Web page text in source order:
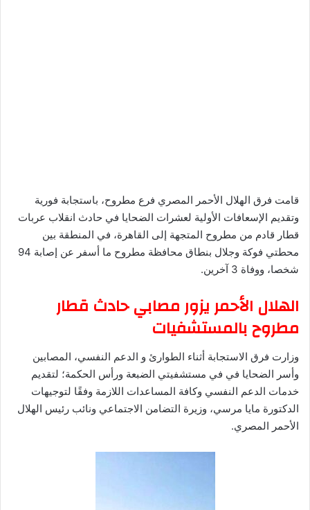
قامت فرق الهلال الأحمر المصري فرع مطروح، باستجابة فورية
وتقديم الإسعافات الأولية لعشرات الضحايا في حادث انقلاب عربات
قطار قادم من مطروح المتجهة إلى القاهرة، في المنطقة بين
محطتي فوكة وجلال بنطاق محافظة مطروح ما أسفر عن إصابة 94
شخصا، ووفاة 3 آخرين.
الهلال الأحمر يزور مصابي حادث قطار
مطروح بالمستشفيات
وزارت فرق الاستجابة أثناء الطوارئ و الدعم النفسي، المصابين
وأسر الضحايا في في مستشفيتي الضبعة ورأس الحكمة؛ لتقديم
خدمات الدعم النفسي وكافة المساعدات اللازمة وفقًا لتوجيهات
الدكتورة مايا مرسي، وزيرة التضامن الاجتماعي ونائب رئيس الهلال
الأحمر المصري.